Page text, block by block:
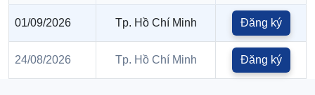
01/09/2026 Tp. Hồ Chí Minh Đăng ký
24/08/2026 Tp. Hồ Chí Minh Đăng ký